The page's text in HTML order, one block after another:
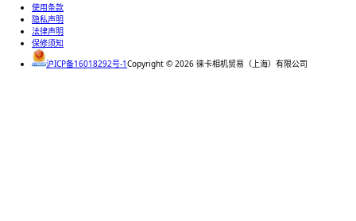
使用条款
隐私声明
法律声明
保修须知
沪ICP备16018292号-1Copyright © 2026 徕卡相机贸易（上海）有限公司